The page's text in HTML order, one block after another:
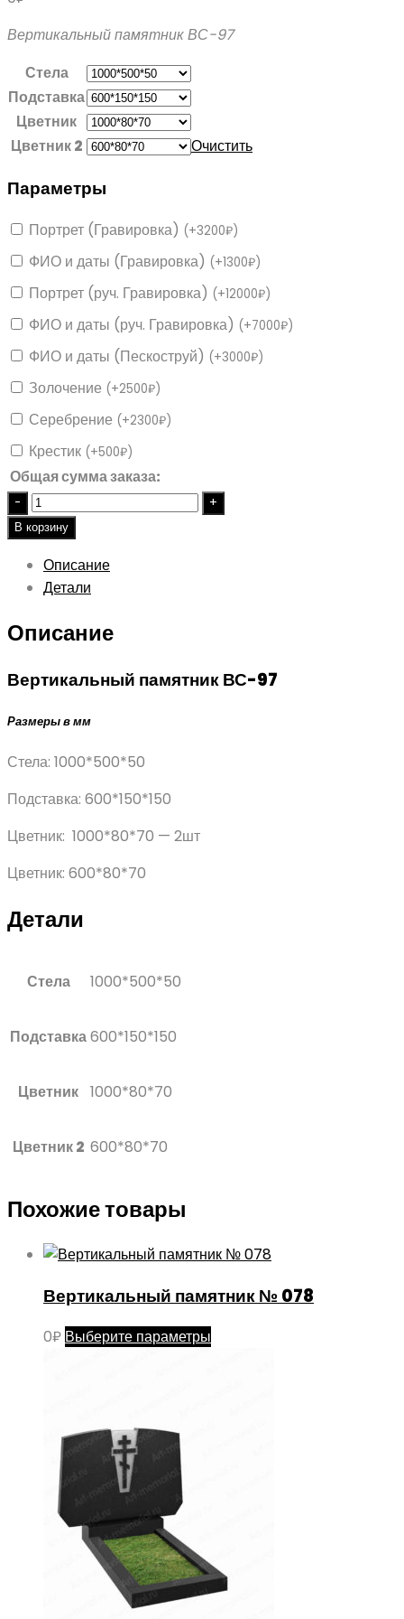
Вертикальный памятник ВС-97
Стела
Подставка
Цветник
Цветник 2
Очистить
Параметры
Портрет (Гравировка) (+3200₽)
ФИО и даты (Гравировка) (+1300₽)
Портрет (руч. Гравировка) (+12000₽)
ФИО и даты (руч. Гравировка) (+7000₽)
ФИО и даты (Пескоструй) (+3000₽)
Золочение (+2500₽)
Серебрение (+2300₽)
Крестик (+500₽)
Общая сумма заказа:
Quantity
В корзину
Описание
Детали
Описание
Вертикальный памятник ВС-97
Размеры в мм
Стела: 1000*500*50
Подставка: 600*150*150
Цветник: 1000*80*70 — 2шт
Цветник: 600*80*70
Детали
Стела 1000*500*50
Подставка600*150*150
Цветник 1000*80*70
Цветник 2 600*80*70
Похожие товары
Вертикальный памятник № 078
0₽ Выберите параметры
товара.